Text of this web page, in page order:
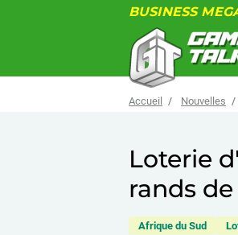
BUSINESS
Accueil Nouvelles
Loterie
rands
Afrique du Sud